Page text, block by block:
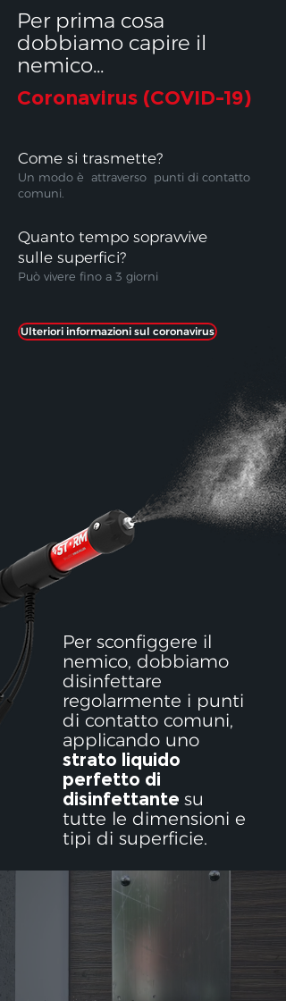
Per prima cosa
dobbiamo capire il
nemico...
Coronavirus (COVID-19)
Come si trasmette?
Un modo è attraverso punti di contatto
comuni.
Quanto tempo sopravvive
sulle superfici?
Può vivere fino a 3 giorni
Per sconfiggere il
nemico, dobbiamo
disinfettare
regolarmente i punti
di contatto comuni,
applicando uno
strato liquido
perfetto di
disinfettante su
tutte le dimensioni e
tipi di superficie.
Ulteriori informazioni sul coronavirus